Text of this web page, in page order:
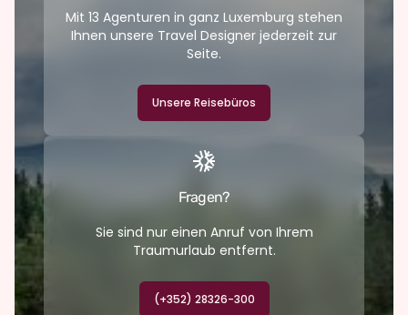
Mit 13 Agenturen in ganz Luxemburg stehen
Ihnen unsere Travel Designer jederzeit zur
Seite.
Unsere Reisebüros
Fragen?
Sie sind nur einen Anruf von Ihrem
Traumurlaub entfernt.
(+352) 28326-300